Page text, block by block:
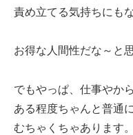
責め立てる気持ちにも
お得な人間性だな～と
でもやっぱ、仕事やか
ある程度ちゃんと普通
むちゃくちゃあります。